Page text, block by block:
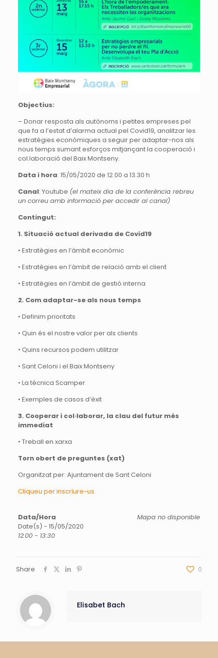
Objectius:
– Donar resposta als autònoms i petites empreses pel
que fa a l’estat d’alarma actual pel Covid19, analitzar les
estratègies econòmiques a seguir per adaptar-nos als
nous temps sumant esforços mitjançant la cooperació i
col.laboració del Baix Montseny.
Data i hora: 15/05/2020 de 12.00 a 13.30 h
Canal: Youtube (el mateix dia de la conferència rebreu
un correu amb informació per accedir al canal)
Contingut:
1. Situació actual derivada de Covid19
• Estratègies en l’àmbit econòmic
• Estratègies en l’àmbit de relació amb el client
• Estratègies en l’àmbit de gestió interna
2. Com adaptar-se als nous temps
• Definim prioritats
• Quin és el nostre valor per als clients
• Quins recursos podem utilitzar
• Sant Celoni i el Baix Montseny
• La tècnica Scamper
• Exemples de casos d’èxit
3. Cooperar i col·laborar, la clau del futur més
immediat
• Treball en xarxa
Torn obert de preguntes (xat)
Organitzat per: Ajuntament de Sant Celoni
Cliqueu per inscriure-us
Mapa no disponible
Data/Hora
Date(s) - 15/05/2020
12:00 - 13:30
Share 0
Elisabet Bach